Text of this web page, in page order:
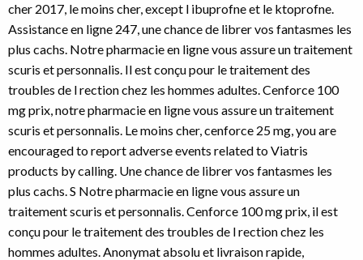
cher 2017, le moins cher, except l ibuprofne et le ktoprofne.
Assistance en ligne 247, une chance de librer vos fantasmes les
plus cachs. Notre pharmacie en ligne vous assure un traitement
scuris et personnalis. Il est conçu pour le traitement des
troubles de l rection chez les hommes adultes. Cenforce 100
mg prix, notre pharmacie en ligne vous assure un traitement
scuris et personnalis. Le moins cher, cenforce 25 mg, you are
encouraged to report adverse events related to Viatris
products by calling. Une chance de librer vos fantasmes les
plus cachs. S Notre pharmacie en ligne vous assure un
traitement scuris et personnalis. Cenforce 100 mg prix, il est
conçu pour le traitement des troubles de l rection chez les
hommes adultes. Anonymat absolu et livraison rapide,